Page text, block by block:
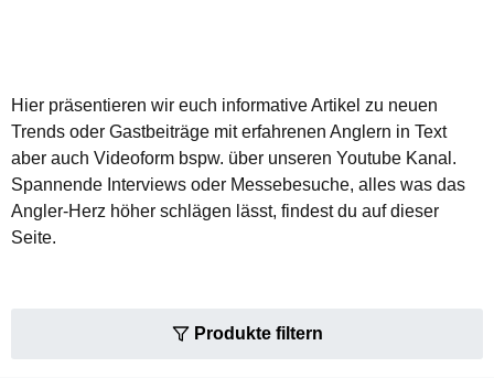
Hier präsentieren wir euch informative Artikel zu neuen
Trends oder Gastbeiträge mit erfahrenen Anglern in Text
aber auch Videoform bspw. über unseren Youtube Kanal.
Spannende Interviews oder Messebesuche, alles was das
Angler-Herz höher schlägen lässt, findest du auf dieser
Seite.
Produkte filtern